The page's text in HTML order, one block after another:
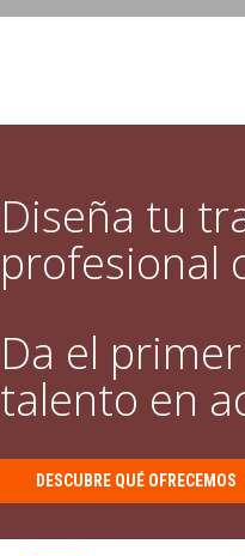
Diseña tu
profesional
Da el
talento en
DESCUBRE QUÉ OFRECEMOS